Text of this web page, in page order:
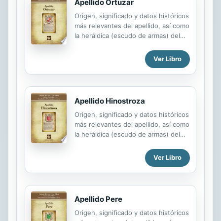
Apellido Ortuzar
Origen, significado y datos históricos
más relevantes del apellido, así como
la heráldica (escudo de armas) del
edición de todas nuestras láminas
nos regimos por un estricto
protocolo cuya finalidad es la de
garantizar la veracidad y utilidad de la
simbolismo de los principales
esmaltes, metales y piezas
heráldicas.
Ver Libro
Apellido Hinostroza
Origen, significado y datos históricos
más relevantes del apellido, así como
la heráldica (escudo de armas) del
edición de todas nuestras láminas
nos regimos por un estricto
protocolo cuya finalidad es la de
garantizar la veracidad y utilidad de la
simbolismo de los principales
esmaltes, metales y piezas
Ver Libro
Apellido Pere
Origen, significado y datos históricos